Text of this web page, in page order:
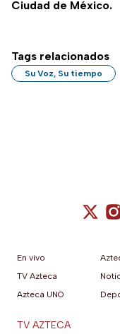
Ciudad de México.
Tags relacionados
Su Voz, Su tiempo
En vivo
TV Azteca
Azteca UNO
TV AZTECA